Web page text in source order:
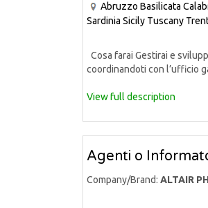
Abruzzo Basilicata
Sardinia Sicily Tuscany
Cosa farai Gestirai e
coordinandoti con l’ufficio
View full description
Agenti o
Company/Brand: ALTAIR